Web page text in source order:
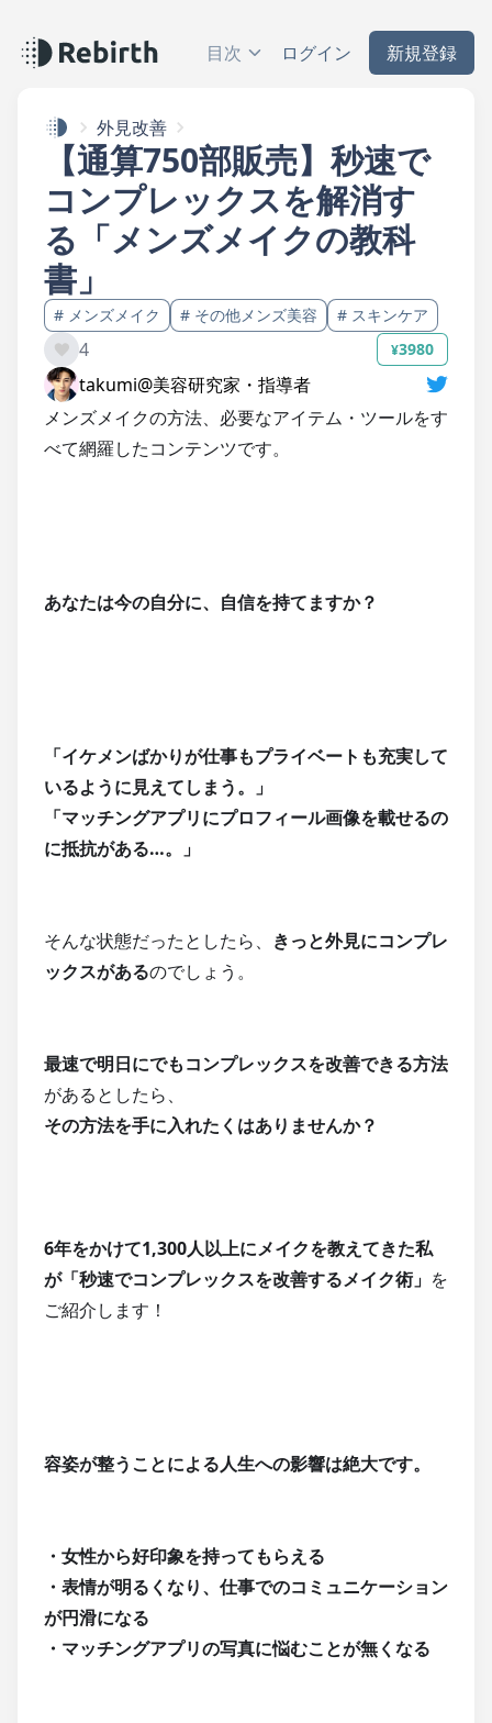
目次 ログイン 新規登録
外見改善
【通算750部販売】秒速で
コンプレックスを解消す
る「メンズメイクの教科
書」
# メンズメイク # その他メンズ美容 # スキンケア
4 ¥3980
takumi@美容研究家・指導者
メンズメイクの方法、必要なアイテム・ツールをす
べて網羅したコンテンツです。
あなたは今の自分に、自信を持てますか？
「イケメンばかりが仕事もプライベートも充実して
いるように見えてしまう。」
「マッチングアプリにプロフィール画像を載せるの
に抵抗がある…。」
そんな状態だったとしたら、 きっと外見にコンプレ
ックスがあるのでしょう。
最速で明日にでもコンプレックスを改善できる方法
があるとしたら、
その方法を手に入れたくはありませんか？
6年をかけて1,300人以上にメイクを教えてきた私
が「秒速でコンプレックスを改善するメイク術」 を
ご紹介します！
容姿が整うことによる人生への影響は絶大です。
・女性から好印象を持ってもらえる
・表情が明るくなり、仕事でのコミュニケーション
が円滑になる
・マッチングアプリの写真に悩むことが無くなる